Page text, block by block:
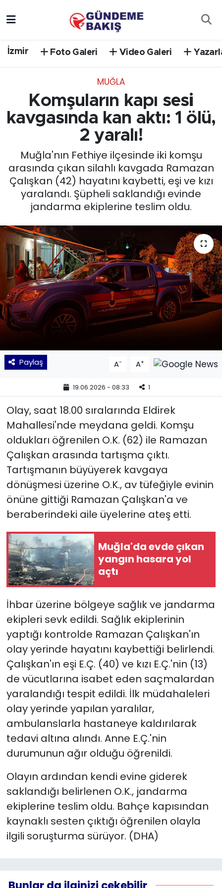
İzmir Foto Galeri Video Galeri
MUĞLA
Komşuların kapı sesi
kavgasında kan aktı: 1 ölü,
2 yaralı!
Muğla'nın Fethiye ilçesinde iki komşu
arasında çıkan silahlı kavgada Ramazan
Çalışkan (42) hayatını kaybetti, eşi ve kızı
yaralandı. Şüpheli saklandığı evinde
jandarma ekiplerine teslim oldu.
Paylaş A- A+
19.06.2026 - 08:33 1
Olay, saat 18.00 sıralarında Eldirek
Mahallesi'nde meydana geldi. Komşu
oldukları öğrenilen O.K. (62) ile Ramazan
Çalışkan arasında tartışma çıktı.
Tartışmanın büyüyerek kavgaya
dönüşmesi üzerine O.K., av tüfeğiyle evinin
önüne gittiği Ramazan Çalışkan'a ve
beraberindeki aile üyelerine ateş etti.
Muğla'da evde çıkan
yangın hasara yol
açtı
İhbar üzerine bölgeye sağlık ve jandarma
ekipleri sevk edildi. Sağlık ekiplerinin
yaptığı kontrolde Ramazan Çalışkan'ın
olay yerinde hayatını kaybettiği belirlendi.
Çalışkan'ın eşi E.Ç. (40) ve kızı E.Ç.'nin (13)
de vücutlarına isabet eden saçmalardan
yaralandığı tespit edildi. İlk müdahaleleri
olay yerinde yapılan yaralılar,
ambulanslarla hastaneye kaldırılarak
tedavi altına alındı. Anne E.Ç.'nin
durumunun ağır olduğu öğrenildi.
Olayın ardından kendi evine giderek
saklandığı belirlenen O.K., jandarma
ekiplerine teslim oldu. Bahçe kapısından
kaynaklı sesten çıktığı öğrenilen olayla
ilgili soruşturma sürüyor. (DHA)
EGE
EKONOMİ
English News
GÜNCEL
KÜLTÜR SANAT
MAGAZİN
POLİTİKA
SAĞLIK
SPOR
TEKNOLOJİ
Yaşam
YEREL POLİTİKA
YEREL YÖNETİMLER
Yurt
Süper Lig Puan Durumu ve Fikstür
Tüm Manşetler
Son Dakika Haberleri
Haber Arşivi